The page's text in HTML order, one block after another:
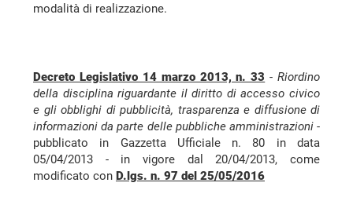
modalità di realizzazione.
Decreto Legislativo 14 marzo 2013, n. 33 - Riordino
della disciplina riguardante il diritto di accesso civico
e gli obblighi di pubblicità, trasparenza e diffusione di
informazioni da parte delle pubbliche amministrazioni-
pubblicato in Gazzetta Ufficiale n. 80 in data
05/04/2013 - in vigore dal 20/04/2013, come
modificato con D.lgs. n. 97 del 25/05/2016